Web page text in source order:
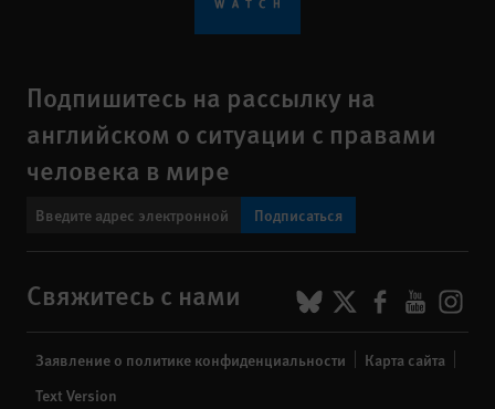
Подпишитесь на рассылку на
английском о ситуации с правами
человека в мире
Подписаться
Свяжитесь с нами BlueSky
X
menu
Заявление о политике конфиденциальности
Карта сайта
Text Version